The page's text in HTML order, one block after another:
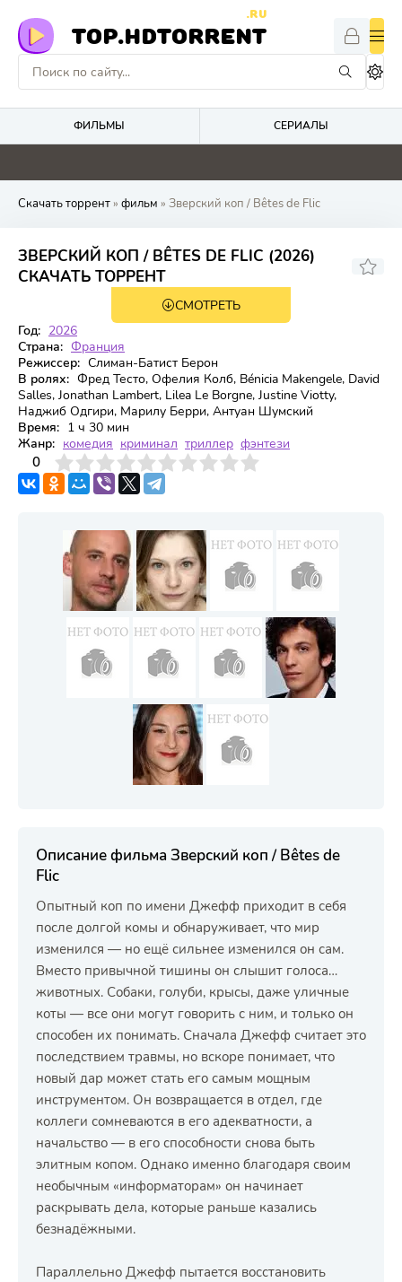
TOP.HDTORRENT
.RU
ФИЛЬМЫ СЕРИАЛЫ
4.8 0 0 0
Скачать торрент» фильм » Зверский коп / Bêtes de Flic
ЗВЕРСКИЙ КОП / BÊTES DE FLIC (2026)
СКАЧАТЬ ТОРРЕНТ
WEB-DLRip
6.6
СМОТРЕТЬ
Год: 2026
Страна: Франция
Режиссер: Слиман-Батист Берон
В ролях: Фред Тесто, Офелия Колб, Bénicia Makengele, David
Salles, Jonathan Lambert, Lilea Le Borgne, Justine Viotty,
Наджиб Одгири, Марилу Берри, Антуан Шумский
Время: 1 ч 30 мин
Жанр: комедия криминал триллер фэнтези
0
4 6 7 8 9 10
Описание фильма Зверский коп / Bêtes de
Flic
Опытный коп по имени Джефф приходит в себя
после долгой комы и обнаруживает, что мир
изменился — но ещё сильнее изменился он сам.
Вместо привычной тишины он слышит голоса…
животных. Собаки, голуби, крысы, даже уличные
коты — все они могут говорить с ним, и только он
способен их понимать. Сначала Джефф считает это
последствием травмы, но вскоре понимает, что
новый дар может стать его самым мощным
инструментом. Он возвращается в отдел, где
коллеги сомневаются в его адекватности, а
начальство — в его способности снова быть
элитным копом. Однако именно благодаря своим
необычным «информаторам» он начинает
раскрывать дела, которые раньше казались
безнадёжными.
Параллельно Джефф пытается восстановить